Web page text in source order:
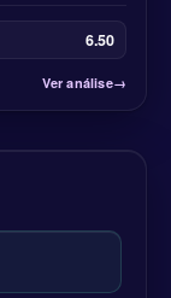
6.50
Ver análise→